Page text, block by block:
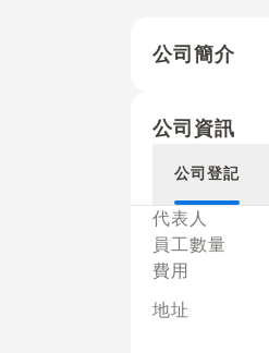
公司簡介
公司資訊
公司登記
代表人
員工數量
費用
地址